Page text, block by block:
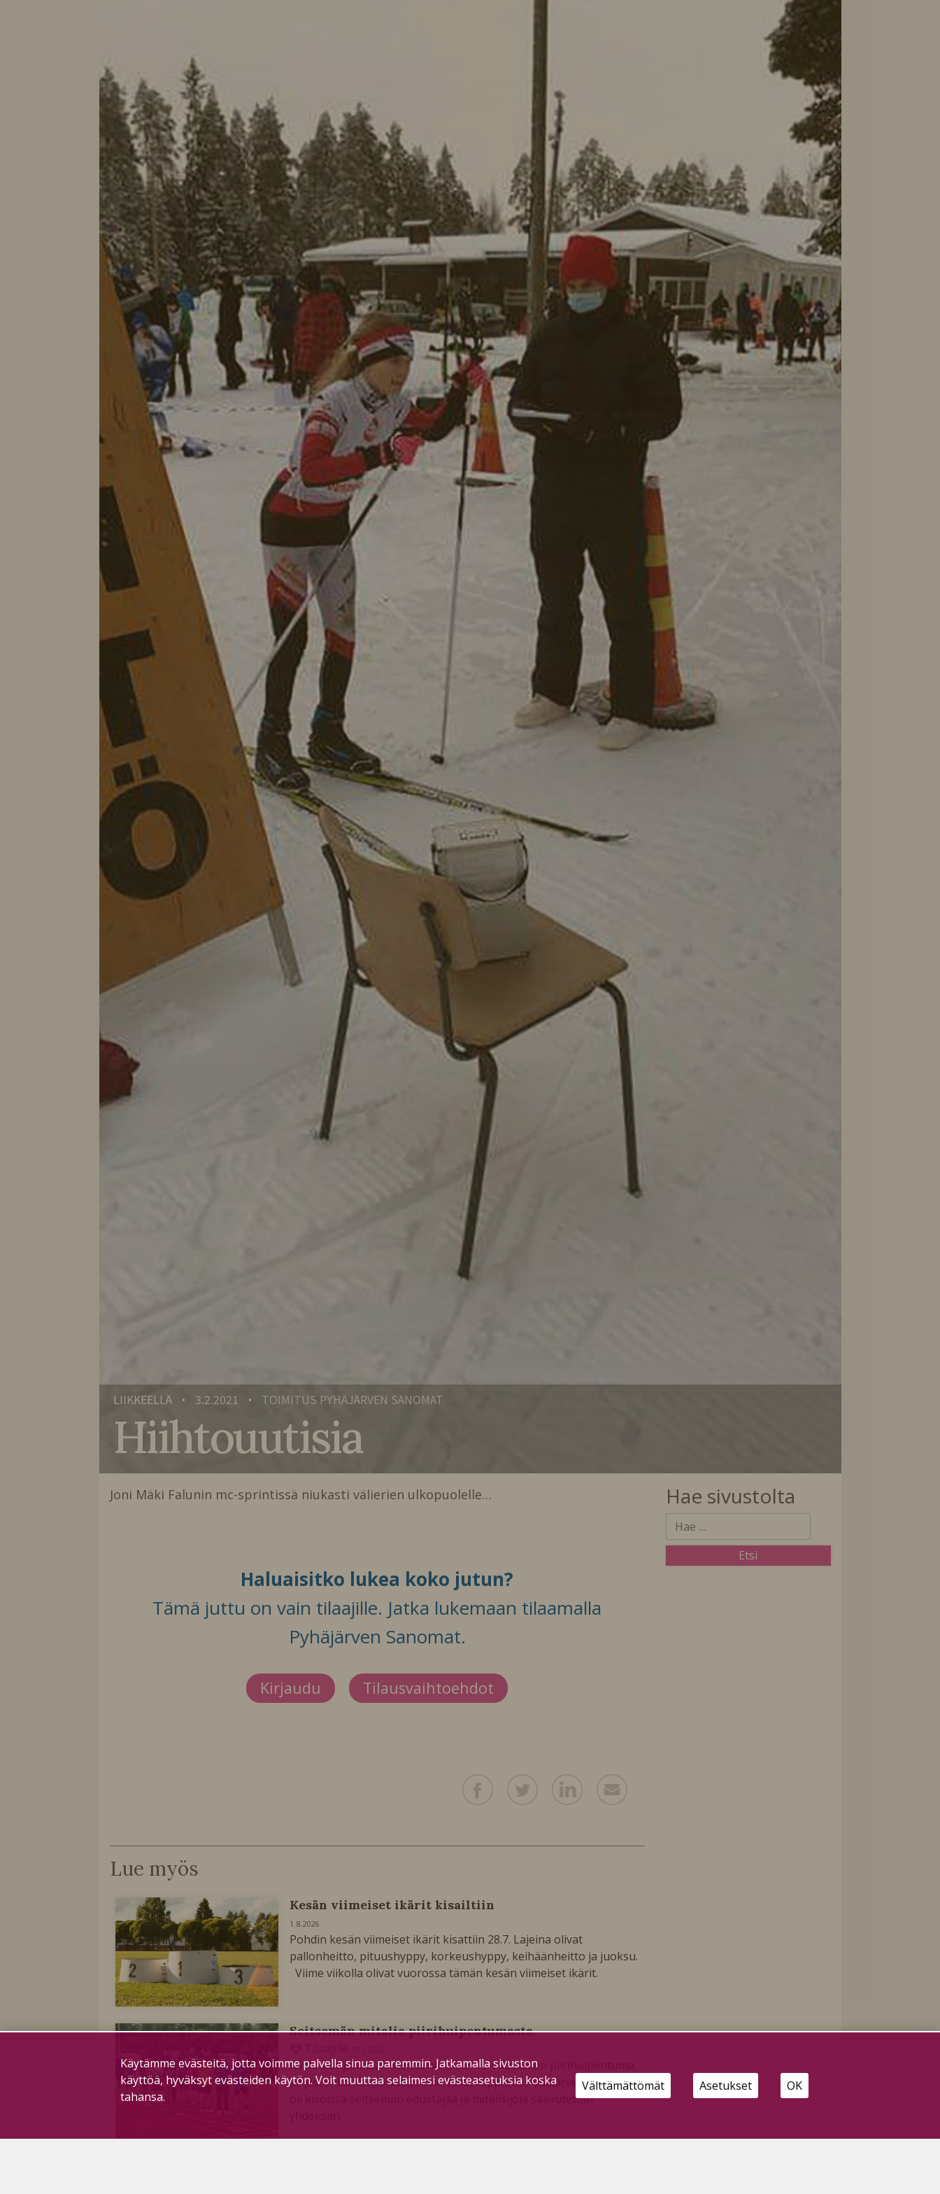
LIIKKEELLÄ • 3.2.2021 • TOIMITUS PYHÄJÄRVEN SANOMAT
Hiihtouutisia
Joni Mäki Falunin mc-sprintissä niukasti välierien ulkopuolelle…
Haluaisitko lukea koko jutun?
Tämä juttu on vain tilaajille. Jatka lukemaan tilaamalla
Pyhäjärven Sanomat.
Kirjaudu Tilausvaihtoehdot
Lue myös
Kesän viimeiset ikärit kisailtiin
1.8.2026
Pohdin kesän viimeiset ikärit kisattiin 28.7. Lajeina olivat
pallonheitto, pituushyppy, korkeushyppy, keihäänheitto ja juoksu.
Viime viikolla olivat vuorossa tämän kesän viimeiset ikärit.
Seitsemän mitalia piirihuipentumasta
Keski-Pohjanmaan Yleisurheilun 9–15-vuotiaiden piirihuipentuma
järjestettiin Kokkolassa viime viikonloppuna. Pyhäjärven Pohdilla
oli kisoissa seitsemän edustajaa ja mitalisijoja saavutettiin
Hae sivustolta
Käytämme evästeitä, jotta voimme palvella sinua paremmin. Jatkamalla sivuston
käyttöä, hyväksyt evästeiden käytön. Voit muuttaa selaimesi evästeasetuksia koska
tahansa.
Välttämättömät Asetukset OK